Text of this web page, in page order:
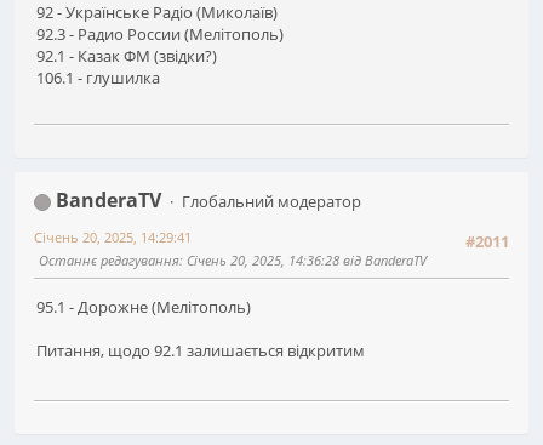
92 - Українське Радіо (Миколаїв)
92.3 - Радио России (Мелітополь)
92.1 - Казак ФМ (звідки?)
106.1 - глушилка
BanderaTV
Глобальний модератор
#2011
Січень 20, 2025, 14:29:41
Останнє редагування: Січень 20, 2025, 14:36:28 від BanderaTV
95.1 - Дорожне (Мелітополь)
Питання, щодо 92.1 залишається відкритим